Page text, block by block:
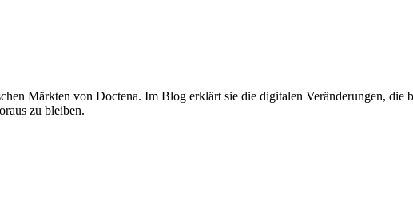
Märkten von Doctena. Im Blog erklärt sie die digitalen Veränderungen,
zu bleiben.